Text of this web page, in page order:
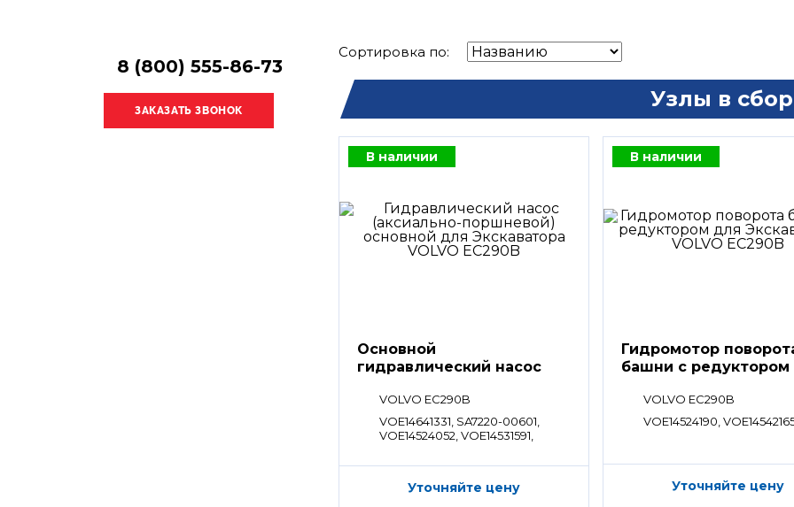
8 (800) 555-86-73
Сортировка по:
Узлы в
В наличии
Основной
гидравлический насос
VOLVO EC290B
VOE14641331, SA7220-00601,
VOE14524052, VOE14531591,
VOE14627291, SA1042-04752,
Уточняйте цену
В наличии
Гидромотор
башни с редуктором
VOLVO EC290B
VOE14524190,
Уточняйте цену